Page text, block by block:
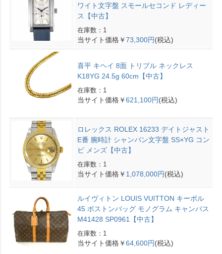
ワイト文字盤 スモールセコンド レディー
ス【中古】
在庫数：1
当サイト価格￥73,300円(税込)
喜平 キヘイ 8面 トリプル ネックレス
K18YG 24.5g 60cm【中古】
在庫数：1
当サイト価格￥621,100円(税込)
ロレックス ROLEX 16233 デイトジャスト
E番 腕時計 シャンパン文字盤 SS×YG コン
ビ メンズ【中古】
在庫数：1
当サイト価格￥ 1,078,000円(税込)
ルイヴィトン LOUIS VUITTON キーポル
45 ボストンバッグ モノグラム キャンバス
M41428 SP0961【中古】
在庫数：1
当サイト価格￥64,600円(税込)